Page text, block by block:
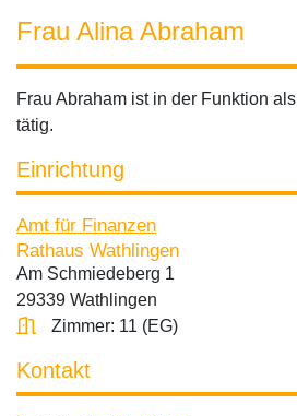
Frau Alina Abraham
Frau Abraham ist in der Funktion als
tätig.
Einrichtung
Amt für Finanzen
Rathaus Wathlingen
Am Schmiedeberg 1
29339 Wathlingen
Zimmer: 11 (EG)
Kontakt